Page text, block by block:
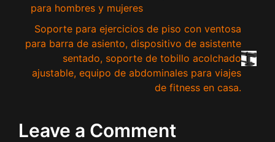
para hombres y mujeres
Soporte para ejercicios de piso con ventosa
para barra de asiento, dispositivo de asistente
sentado, soporte de tobillo acolchado
ajustable, equipo de abdominales para viajes
de fitness en casa.
Leave a Comment